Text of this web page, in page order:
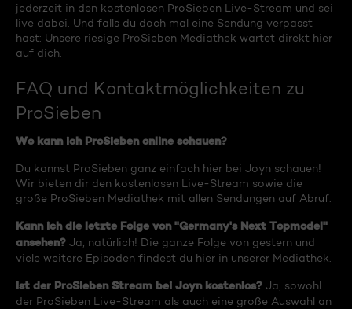
jederzeit in den kostenlosen ProSieben Live-Stream und sei
live dabei. Und falls du doch mal eine Sendung verpasst
hast: Unsere riesige ProSieben Mediathek wartet direkt hier
auf dich.
FAQ und Kontaktmöglichkeiten zu
ProSieben
Wo kann ich ProSieben online schauen?
Du kannst ProSieben ganz einfach hier bei Joyn schauen!
Wir bieten dir den kostenlosen Live-Stream sowie die
große ProSieben Mediathek mit allen Sendungen auf Abruf.
Kann ich die letzte Folge von "Germany's Next Topmodel"
ansehen? Ja, natürlich! Die ganze Folge von gestern und
viele weitere Episoden findest du hier in unserer Mediathek.
Ist der ProSieben Stream bei Joyn kostenlos? Ja, sowohl
der ProSieben Live-Stream als auch eine große Auswahl an